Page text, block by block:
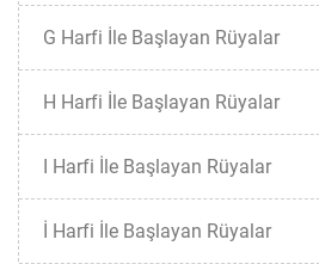
G Harfi İle Başlayan Rüyalar
H Harfi İle Başlayan Rüyalar
I Harfi İle Başlayan Rüyalar
İ Harfi İle Başlayan Rüyalar